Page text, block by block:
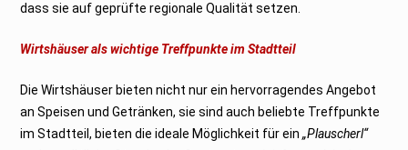
dass sie auf geprüfte regionale Qualität setzen.
Wirtshäuser als wichtige Treffpunkte im Stadtteil
Die Wirtshäuser bieten nicht nur ein hervorragendes Angebot
an Speisen und Getränken, sie sind auch beliebte Treffpunkte
im Stadtteil, bieten die ideale Möglichkeit für ein„Plauscherl“